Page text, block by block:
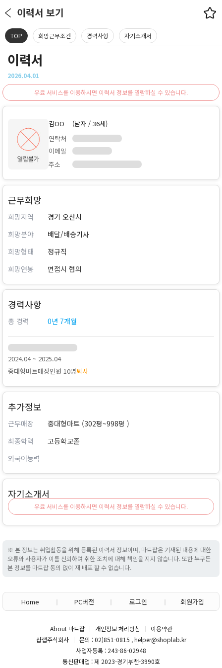
이력서 보기
TOP 희망근무조건 경력사항 자기소개서
이력서
2026.04.01
유료 서비스를 이용하시면 이력서 정보를 열람하실 수 있습니다.
김OO
(남자 / 36세)
연락처
이메일
주소
근무희망
희망지역
경기 오산시
희망분야
배달/배송기사
희망형태
정규직
희망연봉
면접시 협의
경력사항
총 경력 0년 7개월
2024.04 ~ 2025.04
중대형마트매장인원 10명퇴사
추가정보
근무매장
중대형마트 (302평~998평 )
최종학력
고등학교졸
외국어능력
자기소개서
유료 서비스를 이용하시면 이력서 정보를 열람하실 수 있습니다.
※ 본 정보는 취업활동을 위해 등록된 이력서 정보이며, 마트잡은 기재된 내용에 대한
오류와 사용자가 이를 신뢰하여 취한 조치에 대해 책임을 지지 않습니다. 또한 누구든
본 정보를 마트잡 동의 없이 재 배포 할 수 없습니다.
Home PC버전 로그인 회원가입
About 마트잡 개인정보 처리방침
이용약관
샵랩주식회사
문의 : 02)851-0815 , helper@shoplab.kr
사업자등록 : 243-86-02948
통신판매업 : 제 2023-경기부천-3990호